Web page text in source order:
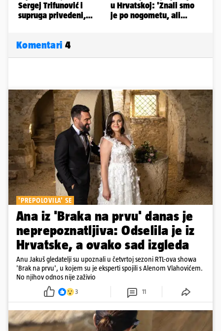
Komentari 4
'PREPOLOVILA' SE
Ana iz 'Braka na prvu' danas je
neprepoznatljiva: Odselila je iz
Hrvatske, a ovako sad izgleda
Anu Jakuš gledatelji su upoznali u četvrtoj sezoni RTL-ova showa
'Brak na prvu', u kojem su je eksperti spojili s Alenom Vlahovićem.
No njihov odnos nije zaživio
3 11